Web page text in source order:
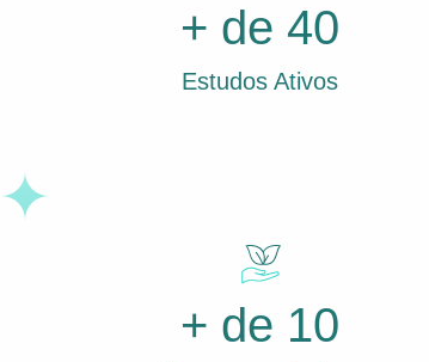
+ de 40
Estudos Ativos
+ de 10